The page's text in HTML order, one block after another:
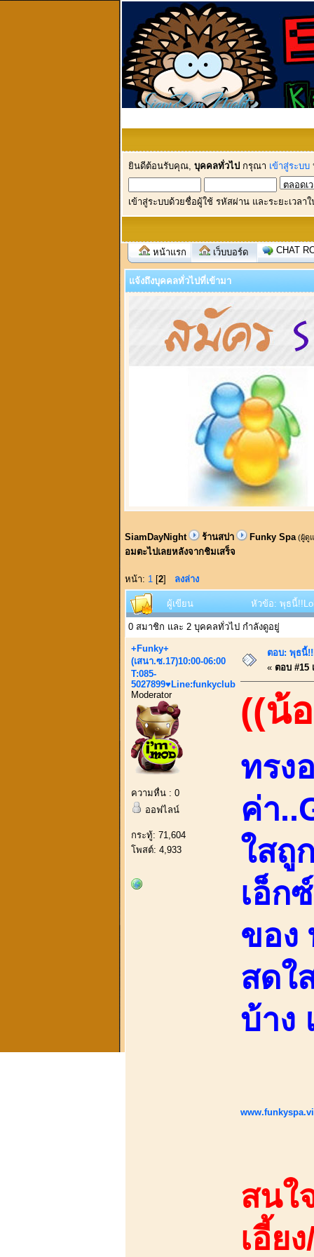
ยินดีต้อนรับคุณ, บุคคลทั่วไป กรุณา เข้าสู่ระบบ
เข้าสู่ระบบด้วยชื่อผู้ใช้ รหัสผ่าน และระยะเวลา
หน้าแรก เว็บบอร์ด CHAT
แจ้งถึงบุคคลทั่วไปที่เข้ามา
SiamDayNight ร้านสปา Funky Spa (ผู้ดู
อมตะไปเลยหลังจากชิมเสร็จ
หน้า: 1 [2] ลงล่าง
ผู้เขียน หัวข้อ: พุธนี้
0 สมาชิก และ 2 บุคคลทั่วไป กำลังดูอยู่
+Funky+
(เสนา.ซ.17)10:00-06:00
T:085-
5027899♥Line:funkyclub
Moderator
ความหื่น : 0
ออฟไลน์
กระทู้: 71,604
โพสต์: 4,933
ตอบ: พุธนี้
« ตอบ #15
((น้
ทรง
ค่า
ใสถู
เอ็ก
ของ
สดใ
บ้าง
สนใ
เอี้ย